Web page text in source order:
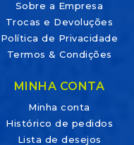
Sobre a Empresa
Trocas e Devoluções
Política de Privacidade
Termos & Condições
MINHA CONTA
Minha conta
Histórico de pedidos
Lista de desejos